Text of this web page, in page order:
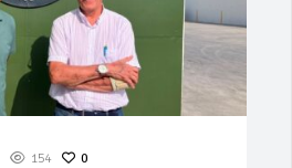
81 0